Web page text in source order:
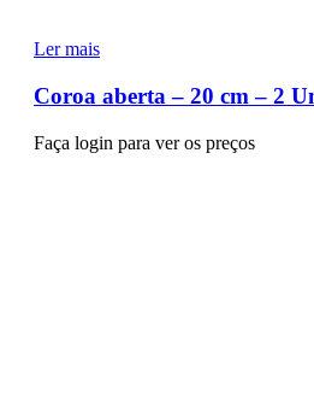
Ler mais
Coroa aberta – 20 cm – 2
Faça login para ver os preços